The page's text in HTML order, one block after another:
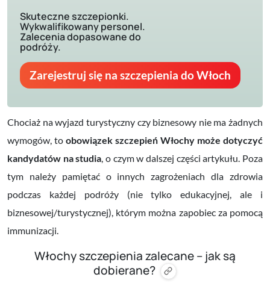
Skuteczne szczepionki.
Wykwalifikowany personel.
Zalecenia dopasowane do
podróży.
Zarejestruj się na szczepienia do Włoch
Chociaż na wyjazd turystyczny czy biznesowy nie ma żadnych
wymogów, to obowiązek szczepień Włochy może dotyczyć
kandydatów na studia , o czym w dalszej części artykułu. Poza
tym należy pamiętać o innych zagrożeniach dla zdrowia
podczas każdej podróży (nie tylko edukacyjnej, ale i
biznesowej/turystycznej), którym można zapobiec za pomocą
immunizacji.
Włochy szczepienia zalecane – jak są
dobierane?